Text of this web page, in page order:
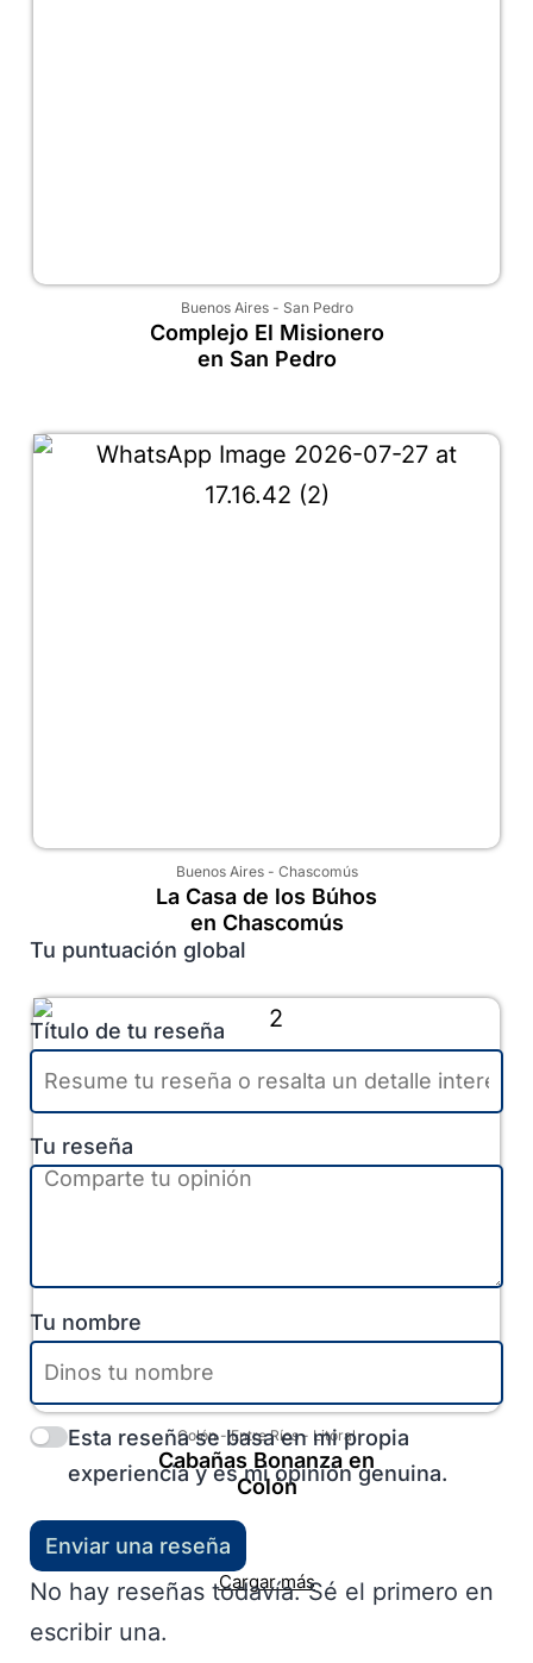
Buenos Aires- San Pedro
Complejo El Misionero
en San Pedro
Buenos Aires- Chascomús
La Casa de los Búhos
en Chascomús
Colón-Entre Ríos- Litoral
Cabañas Bonanza en
Colón
Cargar más
Tu puntuación global
Título de tu reseña
Tu reseña
Tu nombre
Esta reseña se basa en mi propia
experiencia y es mi opinión genuina.
Enviar una reseña
No hay reseñas todavía. Sé el primero en
escribir una.